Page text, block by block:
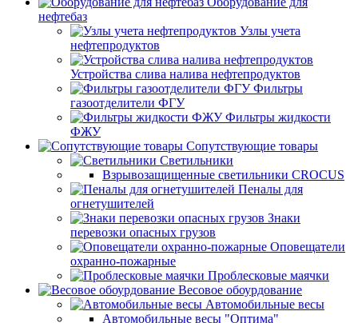
нефтебаз
Узлы учета
нефтепродуктов
Устройства слива налива нефтепродуктов
Фильтры
газоотделители ФГУ
Фильтры жидкости
ФЖУ
Сопутствующие товары
Светильники
Взрывозащищенные светильники CROCUS
Пеналы для
огнетушителей
Знаки
перевозки опасных грузов
Оповещатели
охранно-пожарные
Проблесковые маячки
Весовое обоурдование
Автомобильные весы
Автомобильные весы "Оптима"